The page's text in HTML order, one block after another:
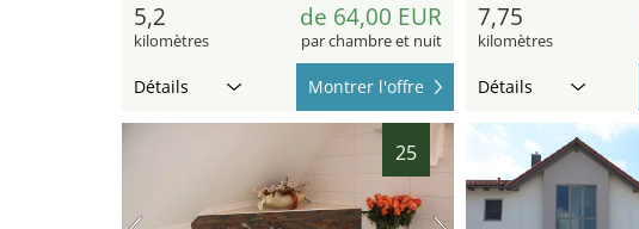
5,2
kilomètres
de 64,00 EUR
par chambre et nuit
Détails Montrer l'offre
7,75
kilomètres
Détails
25